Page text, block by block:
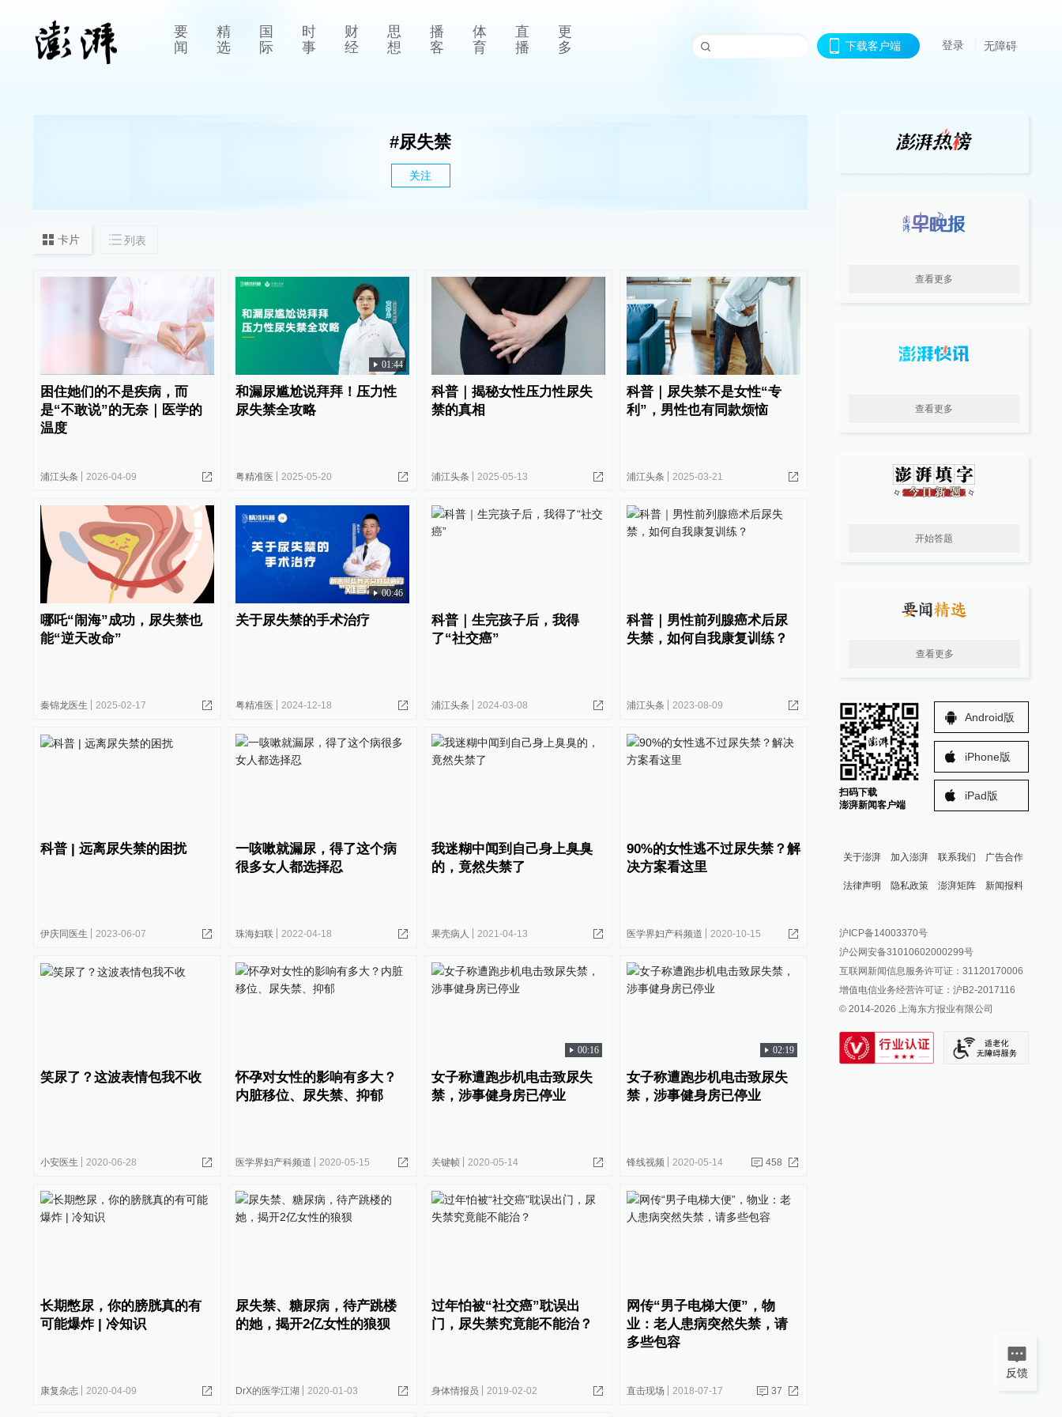
要
闻
精
选
国
际
时
事
财
经
思
想
播
客
体
育
直
播
更
多
下载客户端 登录 无障碍
#尿失禁
关注
卡片 列表
困住她们的不是疾病，而
是“不敢说”的无奈｜医学的
温度
浦江头条 2026-04-09
01:44
和漏尿尴尬说拜拜！压力性
尿失禁全攻略
粤精准医 2025-05-20
科普｜揭秘女性压力性尿失
禁的真相
浦江头条 2025-05-13
科普｜尿失禁不是女性“专
利”，男性也有同款烦恼
浦江头条 2025-03-21
哪吒“闹海”成功，尿失禁也
能“逆天改命”
秦锦龙医生 2025-02-17
00:46
关于尿失禁的手术治疗
粤精准医 2024-12-18
科普｜生完孩子后，我得
了“社交癌”
浦江头条 2024-03-08
科普｜男性前列腺癌术后尿
失禁，如何自我康复训练？
浦江头条 2023-08-09
科普 | 远离尿失禁的困扰
伊庆同医生 2023-06-07
一咳嗽就漏尿，得了这个病
很多女人都选择忍
珠海妇联 2022-04-18
我迷糊中闻到自己身上臭臭
的，竟然失禁了
果壳病人 2021-04-13
90%的女性逃不过尿失禁？解
决方案看这里
医学界妇产科频道 2020-10-15
笑尿了？这波表情包我不收
小安医生 2020-06-28
怀孕对女性的影响有多大？
内脏移位、尿失禁、抑郁
医学界妇产科频道 2020-05-15
00:16
女子称遭跑步机电击致尿失
禁，涉事健身房已停业
关键帧 2020-05-14
02:19
女子称遭跑步机电击致尿失
禁，涉事健身房已停业
锋线视频 2020-05-14 458
长期憋尿，你的膀胱真的有
可能爆炸 | 冷知识
康复杂志 2020-04-09
尿失禁、糖尿病，待产跳楼
的她，揭开2亿女性的狼狈
DrX的医学江湖 2020-01-03
过年怕被“社交癌”耽误出
门，尿失禁究竟能不能治？
身体情报员 2019-02-02
网传“男子电梯大便”，物
业：老人患病突然失禁，请
多些包容
直击现场 2018-07-17 37
查看更多
查看更多
开始答题
查看更多
扫码下载
澎湃新闻客户端
Android版
iPhone版
iPad版
关于澎湃 加入澎湃 联系我们 广告合作
法律声明 隐私政策 澎湃矩阵
澎湃新闻公众号
澎湃新闻抖音号
派生万物开放平台
IP SHANGHAI
SIXTH TONE
新闻报料
报料邮箱: news@thepaper.cn
沪ICP备14003370号
沪公网安备31010602000299号
互联网新闻信息服务许可证：31120170006
增值电信业务经营许可证：沪B2-2017116
© 2014-2026 上海东方报业有限公司
反馈